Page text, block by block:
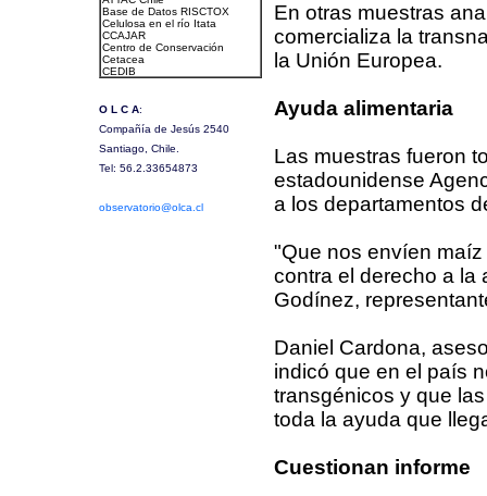
En otras muestras
comercializa la
la Unión Europea.
Ayuda alimentaria
Las muestras fueron
estadounidense
a los departamentos
"Que nos envíen
contra el derecho a la
Godínez,
Daniel Cardona,
indicó que en el país
transgénicos y que
toda la ayuda que
Cuestionan informe